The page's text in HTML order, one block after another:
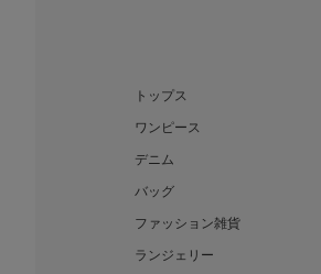
トップス
ワンピース
デニム
バッグ
ファッション雑貨
ランジェリー